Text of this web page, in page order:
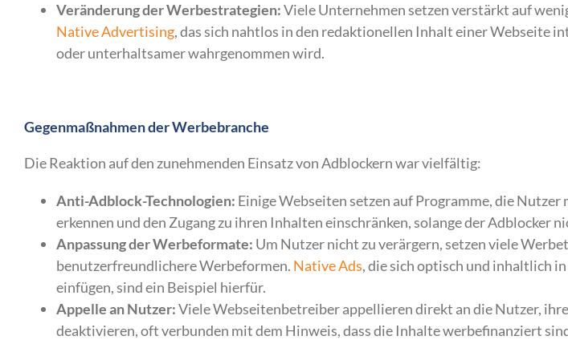
Veränderung der Werbestrategien:Viele Unternehmen setzen verstärkt auf
Native Advertising, das sich nahtlos in den redaktionellen Inhalt einer Webseite
oder unterhaltsamer wahrgenommen wird.
Gegenmaßnahmen der Werbebranche
Die Reaktion auf den zunehmenden Einsatz von Adblockern war vielfältig:
Anti-Adblock-Technologien: Einige Webseiten setzen auf Programme, die
erkennen und den Zugang zu ihren Inhalten einschränken, solange der Adblocker
Anpassung der Werbeformate: Um Nutzer nicht zu verärgern, setzen viele
benutzerfreundlichere Werbeformen. Native Ads, die sich optisch und inhaltlich
einfügen, sind ein Beispiel hierfür.
Appelle an Nutzer:Viele Webseitenbetreiber appellieren direkt an die Nutzer,
deaktivieren, oft verbunden mit dem Hinweis, dass die Inhalte werbefinanziert